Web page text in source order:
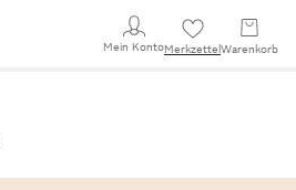
Mein KontoMerkzettel Warenkorb